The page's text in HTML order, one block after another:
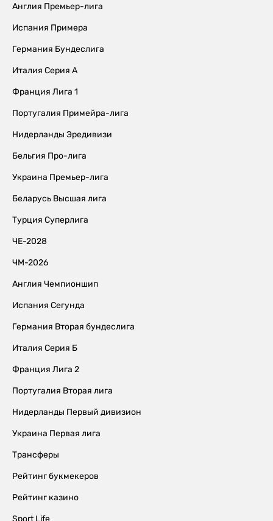
Англия Премьер-лига
Испания Примера
Германия Бундеслига
Италия Серия А
Франция Лига 1
Португалия Примейра-лига
Нидерланды Эредивизи
Бельгия Про-лига
Украина Премьер-лига
Беларусь Высшая лига
Турция Суперлига
ЧЕ-2028
ЧМ-2026
Англия Чемпионшип
Испания Сегунда
Германия Вторая бундеслига
Италия Серия Б
Франция Лига 2
Португалия Вторая лига
Нидерланды Первый дивизион
Украина Первая лига
Трансферы
Рейтинг букмекеров
Рейтинг казино
Sport Life